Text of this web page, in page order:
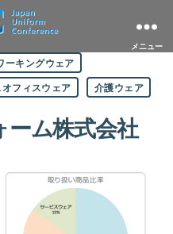
メニュー
ーキングウェア
フィスウェア 介護ウェア
ム株式会社